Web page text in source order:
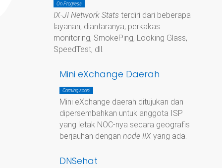
On Progress
IX-JI Network Stats terdiri dari beberapa
layanan, diantaranya; perkakas
monitoring, SmokePing, Looking Glass,
SpeedTest, dll.
Mini eXchange Daerah
Coming soon!
Mini eXchange daerah ditujukan dan
dipersembahkan untuk anggota ISP
yang letak NOC-nya secara geografis
berjauhan dengan node IIXyang ada.
DNSehat